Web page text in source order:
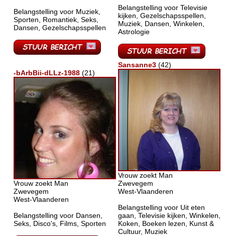
Belangstelling voor Muziek,
Sporten, Romantiek, Seks,
Dansen, Gezelschapsspellen
Belangstelling voor Televisie
kijken, Gezelschapsspellen,
Muziek, Dansen, Winkelen,
Astrologie
-bArbBii-dLLz-1988 (21)
Vrouw zoekt Man
Zwevegem
West-Vlaanderen
Belangstelling voor Dansen,
Seks, Disco's, Films, Sporten
Sansanne3 (42)
Vrouw zoekt Man
Zwevegem
West-Vlaanderen
Belangstelling voor Uit eten
gaan, Televisie kijken, Winkelen,
Koken, Boeken lezen, Kunst &
Cultuur, Muziek